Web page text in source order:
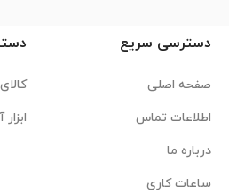
دسترسی سریع
صفحه اصلی
اطلاعات تماس
درباره ما
ساعات کاری